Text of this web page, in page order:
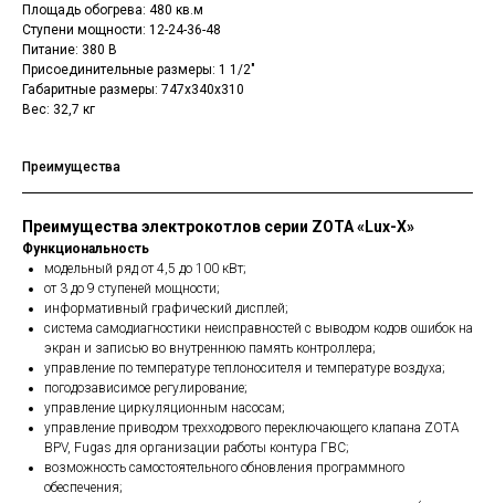
Площадь обогрева: 480 кв.м
Cтупени мощности: 12-24-36-48
Питание: 380 В
Присоединительные размеры: 1 1/2"
Габаритные размеры: 747x340x310
Вес: 32,7 кг
Преимущества
Преимущества электрокотлов серии ZOTA «Lux-X»
Функциональность
модельный ряд от 4,5 до 100 кВт;
от 3 до 9 ступеней мощности;
информативный графический дисплей;
система самодиагностики неисправностей с выводом кодов ошибок на
экран и записью во внутреннюю память контроллера;
управление по температуре теплоносителя и температуре воздуха;
погодозависимое регулирование;
управление циркуляционным насосам;
управление приводом трехходового переключающего клапана ZOTA
BPV, Fugas для организации работы контура ГВС;
возможность самостоятельного обновления программного
обеспечения;